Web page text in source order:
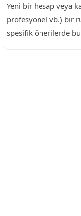
Yeni bir hesap veya
profesyonel vb.) bir
spesifik önerilerde